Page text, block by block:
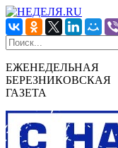
ЕЖЕНЕДЕЛЬНАЯ
БЕРЕЗНИКОВСКАЯ
ГАЗЕТА